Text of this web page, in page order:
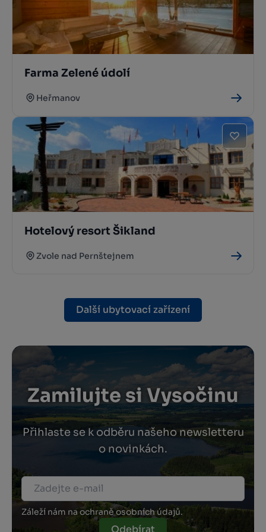
Farma Zelené údolí
Heřmanov
Hotelový resort Šikland
Zvole nad Pernštejnem
Další ubytovací zařízení
Zamilujte si Vysočinu
Přihlaste se k odběru našeho newsletteru
o novinkách.
Záleží nám na ochraně osobních údajů.